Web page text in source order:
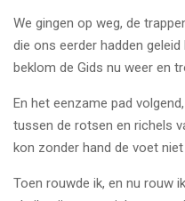
We gingen op weg, de
die ons eerder hadden geleid
beklom de Gids nu weer en
En het eenzame pad volgend,
tussen de rotsen en richels
kon zonder hand de voet
Toen rouwde ik, en nu rouw